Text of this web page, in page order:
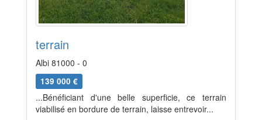
terrain
Albi 81000 - 0
139 000 €
...Bénéficiant d'une belle superficie, ce terrain
viabilisé en bordure de terrain, laisse entrevoir...